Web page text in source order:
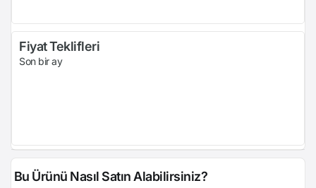
Fiyat Teklifleri
Son bir ay
Bu Ürünü Nasıl Satın Alabilirsiniz?